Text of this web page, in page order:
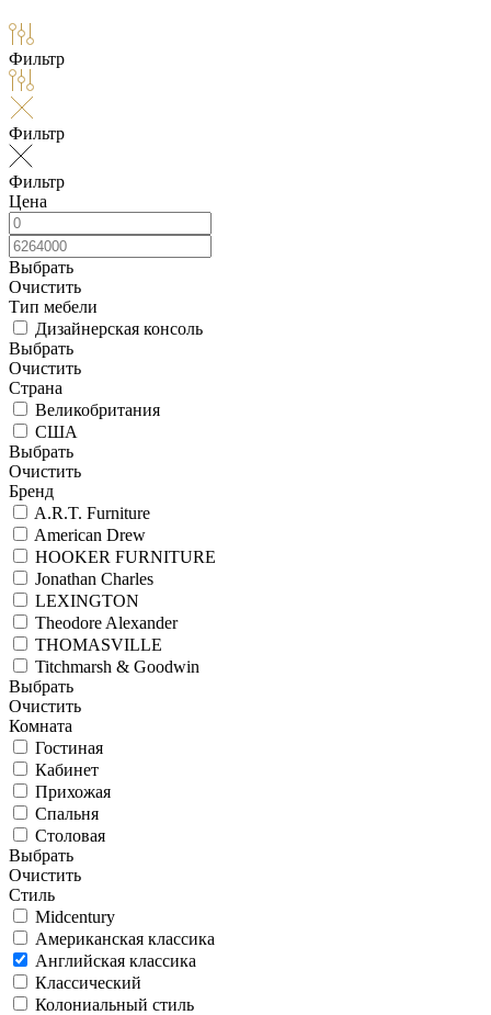
Фильтр
Фильтр
Фильтр
Цена
Выбрать
Очистить
Тип мебели
Дизайнерская консоль
Выбрать
Очистить
Страна
Великобритания
США
Выбрать
Очистить
Бренд
A.R.T. Furniture
American Drew
HOOKER FURNITURE
Jonathan Charles
LEXINGTON
Theodore Alexander
THOMASVILLE
Titchmarsh & Goodwin
Выбрать
Очистить
Комната
Гостиная
Кабинет
Прихожая
Спальня
Столовая
Выбрать
Очистить
Стиль
Midcentury
Американская классика
Английская классика
Классический
Колониальный стиль